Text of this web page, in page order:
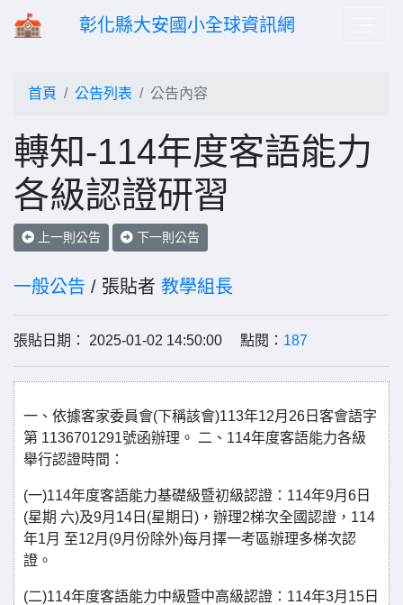
彰化縣大安國小全球資訊網
首頁 公告列表 公告內容
轉知-114年度客語能力
各級認證研習
上一則公告 下一則公告
一般公告 / 張貼者 教學組長
張貼日期： 2025-01-02 14:50:00 點閱： 187
一、依據客家委員會(下稱該會)113年12月26日客會語字
第 1136701291號函辦理。 二、114年度客語能力各級
舉行認證時間：
(一)114年度客語能力基礎級暨初級認證：114年9月6日
(星期 六)及9月14日(星期日)，辦理2梯次全國認證，114
年1月 至12月(9月份除外)每月擇一考區辦理多梯次認
證。
(二)114年度客語能力中級暨中高級認證：114年3月15日